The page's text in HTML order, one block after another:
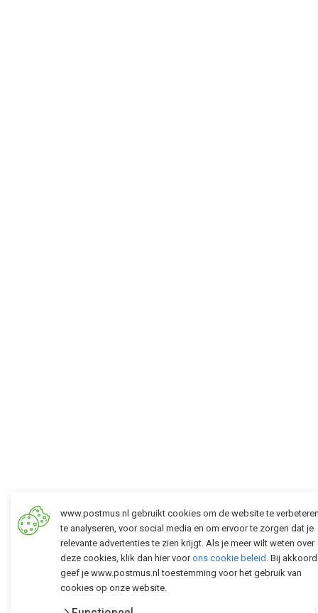
www.postmus.nl gebruikt cookies om de website te
te analyseren, voor social media en om ervoor te zorgen dat je
relevante advertenties te zien krijgt. Als je meer wilt weten over
deze cookies, klik dan hier voorons cookie beleid . Bij akkoord
geef je www.postmus.nl toestemming voor het gebruik van
cookies op onze website.